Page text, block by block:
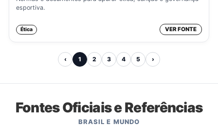
esportiva.
Ética VER FONTE
‹ 1 2 3 4 5 ›
Fontes Oficiais e Referências
BRASIL E MUNDO